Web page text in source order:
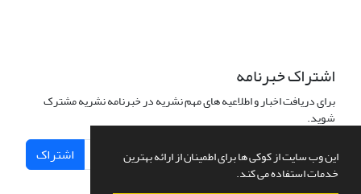
این وب سایت از کوکی ها برای اطمینان از ارائه بهترین
خدمات استفاده می کند.
اشتراک خبرنامه
برای دریافت اخبار و اطلاعیه های مهم نشریه در خبرنامه نشریه مشترک
شوید.
اشتراک